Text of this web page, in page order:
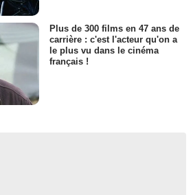
Plus de 300 films en 47 ans de
carrière : c'est l'acteur qu'on a
le plus vu dans le cinéma
français !